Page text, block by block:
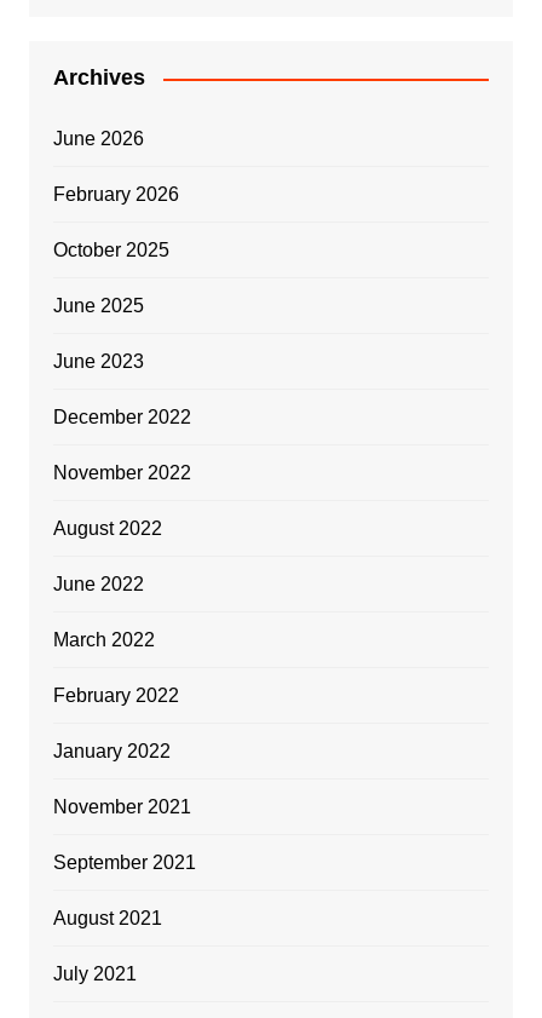
Archives
June 2026
February 2026
October 2025
June 2025
June 2023
December 2022
November 2022
August 2022
June 2022
March 2022
February 2022
January 2022
November 2021
September 2021
August 2021
July 2021